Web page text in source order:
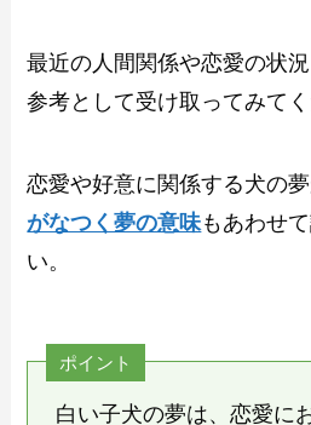
最近の人間関係や恋愛の状
参考として受け取ってみてく
恋愛や好意に関係する犬の夢
がなつく夢の意味もあわせ
い。
ポイント
白い子犬の夢は、恋愛に